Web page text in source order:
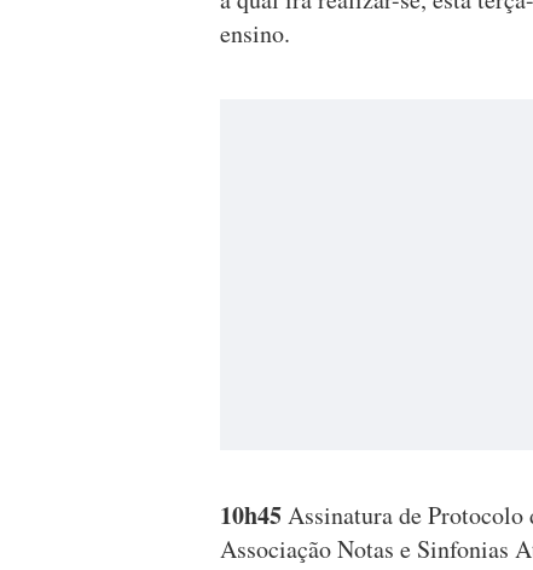
ensino.
10h45Assinatura de Protocolo
Associação Notas e Sinfonias